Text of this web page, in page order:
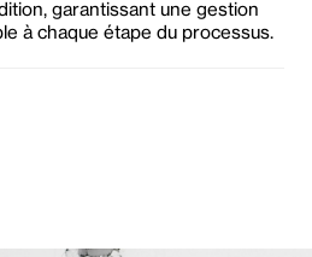
garantissant une gestion
à chaque étape du processus.